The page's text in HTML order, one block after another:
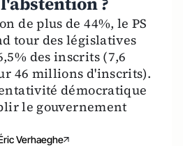
de plus de 44%, le PS
tour des législatives
des inscrits (7,6
46 millions d'inscrits).
démocratique
le gouvernement
Verhaeghe